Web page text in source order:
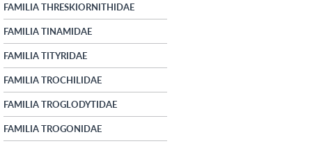
FAMILIA THRESKIORNITHIDAE
FAMILIA TINAMIDAE
FAMILIA TITYRIDAE
FAMILIA TROCHILIDAE
FAMILIA TROGLODYTIDAE
FAMILIA TROGONIDAE